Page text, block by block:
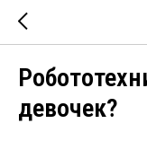
девочек?